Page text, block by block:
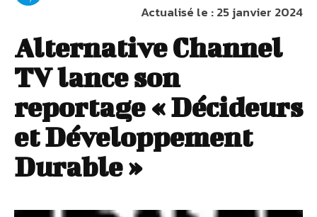
Actualisé le :25 janvier 2024
Alternative Channel
TV lance son
reportage « Décideurs
et Développement
Durable »